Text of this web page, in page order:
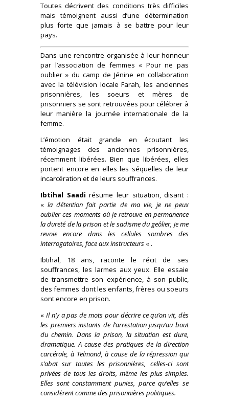
Toutes décrivent des conditions très difficiles
mais témoignent aussi d’une détermination
plus forte que jamais à se battre pour leur
pays.
Dans une rencontre organisée à leur honneur
par l’association de femmes « Pour ne pas
oublier » du camp de Jénine en collaboration
avec la télévision locale Farah, les anciennes
prisonnières, les soeurs et mères de
prisonniers se sont retrouvées pour célébrer à
leur manière la journée internationale de la
femme.
L’émotion était grande en écoutant les
témoignages des anciennes prisonnières,
récemment libérées. Bien que libérées, elles
portent encore en elles les séquelles de leur
incarcération et de leurs souffrances.
Ibtihal Saadi résume leur situation, disant :
«la détention fait partie de ma vie, je ne peux
oublier ces moments où je retrouve en permanence
la dureté de la prison et le sadisme du geôlier, je me
revoie encore dans les cellules sombres des
interrogatoires, face aux instructeurs « .
Ibtihal, 18 ans, raconte le récit de ses
souffrances, les larmes aux yeux. Elle essaie
de transmettre son expérience, à son public,
des femmes dont les enfants, frères ou soeurs
sont encore en prison.
« Il n’y a pas de mots pour décrire ce qu’on vit, dès
les premiers instants de l’arrestation jusqu’au bout
du chemin. Dans la prison, la situation est dure,
dramatique. A cause des pratiques de la direction
carcérale, à Telmond, à cause de la répression qui
s’abat sur toutes les prisonnières, celles-ci sont
privées de tous les droits, même les plus simples.
Elles sont constamment punies, parce qu’elles se
considèrent comme des prisonnières politiques.